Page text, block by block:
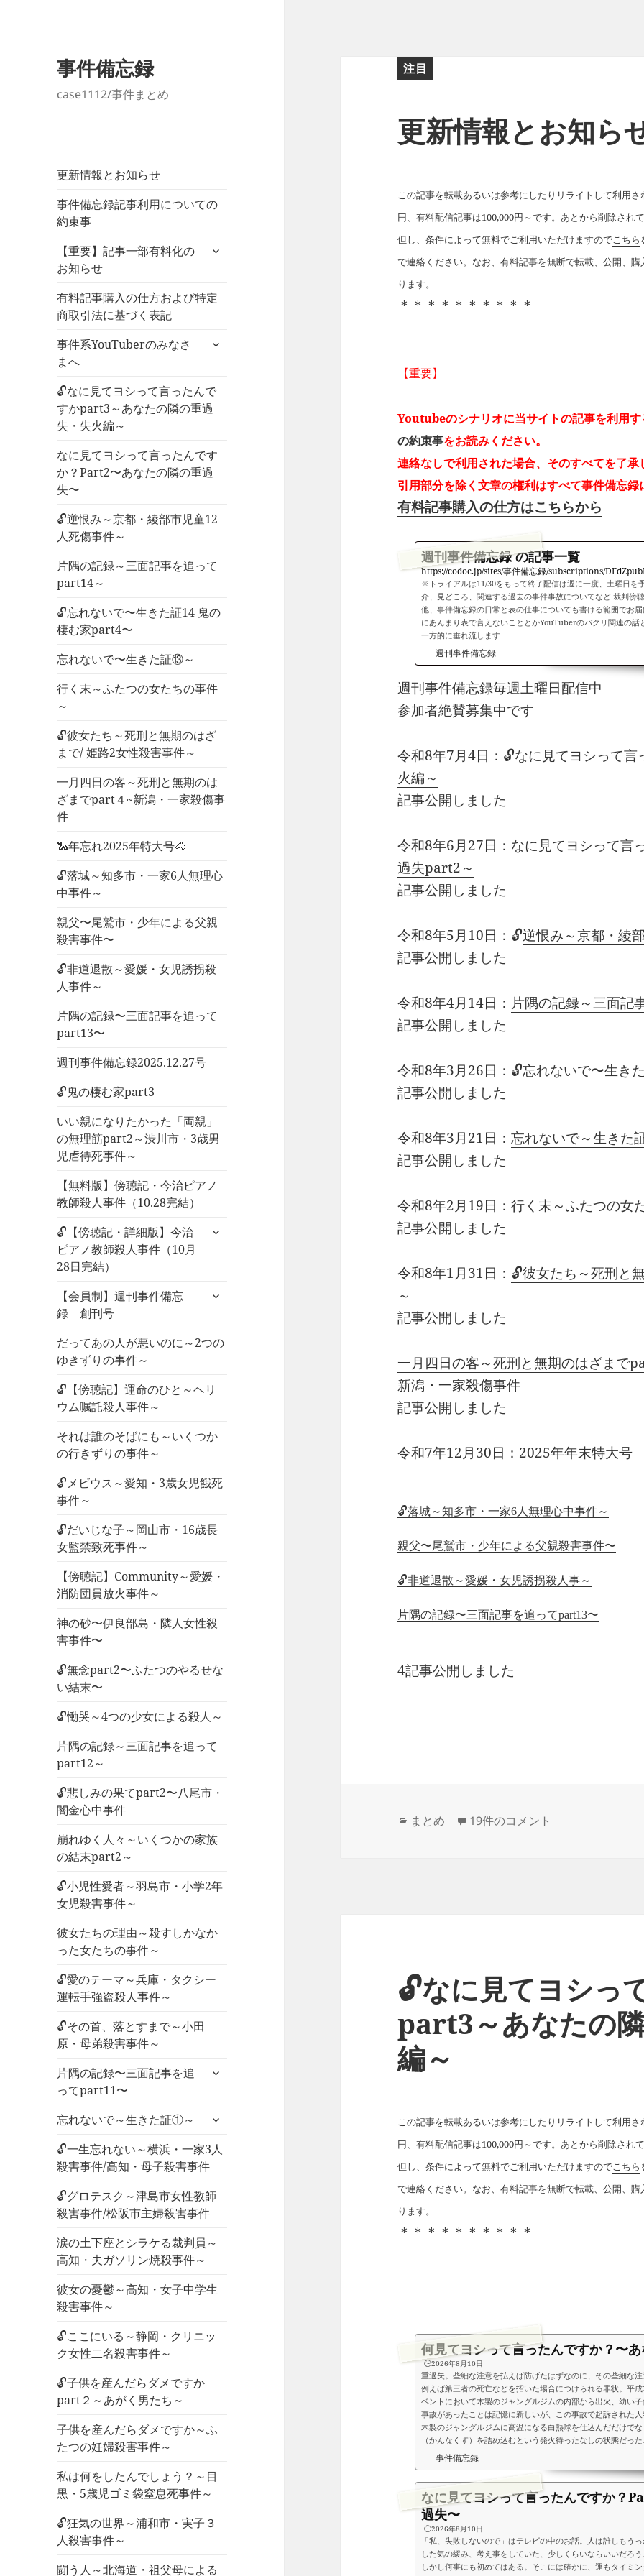
事件備忘録
case1112/事件まとめ
更新情報とお知らせ
事件備忘録記事利用についての
約束事
【重要】記事一部有料化の
お知らせ
サ
ニ
を
有料記事購入の仕方および特定
商取引法に基づく表記
事件系YouTuberのみなさ
まへ
サ
ニ
ュ
展
開
🔓なに見てヨシって言ったんで
すかpart3～あなたの隣の重過
失・失火編～
なに見てヨシって言ったんです
か？Part2〜あなたの隣の重過
失〜
🔓逆恨み～京都・綾部市児童12
人死傷事件～
片隅の記録～三面記事を追って
part14～
🔓忘れないで〜生きた証14 鬼の
棲む家part4〜
忘れないで〜生きた証⑬～
行く末～ふたつの女たちの事件
～
🔓彼女たち～死刑と無期のはざ
まで/ 姫路2女性殺害事件～
一月四日の客～死刑と無期のは
ざまでpart４~新潟・一家殺傷事
件
🐍年忘れ2025年特大号🐴
🔓落城～知多市・一家6人無理心
中事件～
親父〜尾鷲市・少年による父親
殺害事件〜
🔓非道退散～愛媛・女児誘拐殺
人事件～
片隅の記録〜三面記事を追って
part13〜
週刊事件備忘録2025.12.27号
🔓鬼の棲む家part3
いい親になりたかった「両親」
の無理筋part2～渋川市・3歳男
児虐待死事件～
【無料版】傍聴記・今治ピアノ
教師殺人事件（10.28完結）
🔓【傍聴記・詳細版】今治
ピアノ教師殺人事件（10月
28日完結）
サ
ュ
展
【会員制】週刊事件備忘
録 創刊号
サ
ニ
を
だってあの人が悪いのに～2つの
ゆきずりの事件～
🔓【傍聴記】運命のひと～ヘリ
ウム嘱託殺人事件～
それは誰のそばにも～いくつか
の行きずりの事件～
🔓メビウス～愛知・3歳女児餓死
事件～
🔓だいじな子～岡山市・16歳長
女監禁致死事件～
【傍聴記】Community～愛媛・
消防団員放火事件～
神の砂〜伊良部島・隣人女性殺
害事件〜
🔓無念part2〜ふたつのやるせな
い結末〜
🔓慟哭～4つの少女による殺人～
片隅の記録～三面記事を追って
part12～
🔓悲しみの果てpart2〜八尾市・
闇金心中事件
崩れゆく人々～いくつかの家族
の結末part2～
🔓小児性愛者～羽島市・小学2年
女児殺害事件～
彼女たちの理由～殺すしかなか
った女たちの事件～
🔓愛のテーマ～兵庫・タクシー
運転手強盗殺人事件～
🔓その首、落とすまで～小田
原・母弟殺害事件～
片隅の記録〜三面記事を追
ってpart11〜
サ
ニ
ー
を
開
忘れないで～生きた証①～
サ
メ
ニ
ー
を
開
🔓一生忘れない～横浜・一家3人
殺害事件/高知・母子殺害事件
🔓グロテスク～津島市女性教師
殺害事件/松阪市主婦殺害事件
涙の土下座とシラケる裁判員～
高知・夫ガソリン焼殺事件～
彼女の憂鬱～高知・女子中学生
殺害事件～
🔓ここにいる～静岡・クリニッ
ク女性二名殺害事件～
🔓子供を産んだらダメですか
part２～あがく男たち～
子供を産んだらダメですか～ふ
たつの妊婦殺害事件～
私は何をしたんでしょう？～目
黒・5歳児ゴミ袋窒息死事件～
🔓狂気の世界～浦和市・実子３
人殺害事件～
闘う人～北海道・祖父母による
更新情報とお知ら
この記事を転載あるいは参考にしたりリライトして利用
円、有料配信記事は100,000円～です。あとから削除され
但し、条件によって無料でご利用いただけますのでこちら
で連絡ください。なお、有料記事を無断で転載、公開、
ります。
＊＊＊＊＊＊＊＊＊＊
【重要】
Youtubeのシナリオに当サイトの記事を利用
の約束事をお読みください。
連絡なしで利用された場合、そのすべてを了
引用部分を除く文章の権利はすべて事件備忘録
有料記事購入の仕方はこちらから
週刊事件備忘録 の記事一覧
https://codoc.jp/sites/事件備忘録/subscriptions/
※トライアルは11/30をもって終了配信は週に一度、土曜日を
介、見どころ、関連する過去の事件事故についてなど 裁判傍
他、事件備忘録の日常と表の仕事についても書ける範囲でお
にあんまり表で言えないこととかYouTuberのパクリ関連の
一方的に垂れ流します
週刊事件備忘録
週刊事件備忘録毎週土曜日配信中
参加者絶賛募集中です
令和8年7月4日：🔓なに見てヨシって
火編～
記事公開しました
令和8年6月27日： なに見てヨシって言
過失part2～
記事公開しました
令和8年5月10日：🔓逆恨み～京都・綾
記事公開しました
令和8年4月14日： 片隅の記録～三面記
記事公開しました
令和8年3月26日： 🔓忘れないで〜生き
記事公開しました
令和8年3月21日：忘れないで～生きた
記事公開しました
令和8年2月19日：行く末～ふたつの女
記事公開しました
令和8年1月31日： 🔓彼女たち～死刑と
～
記事公開しました
一月四日の客～死刑と無期のはざまで
新潟・一家殺傷事件
記事公開しました
令和7年12月30日：2025年年末特大号
🔓落城～知多市・一家6人無理心中事件～
親父〜尾鷲市・少年による父親殺害事件〜
🔓非道退散～愛媛・女児誘拐殺人事～
片隅の記録〜三面記事を追ってpart13〜
4記事公開しました
注目
カ
まとめ 更新情報とお知らせ への
19件のコメント
🔓なに見てヨシっ
part3～あなたの
編～
この記事を転載あるいは参考にしたりリライトして利用
円、有料配信記事は100,000円～です。あとから削除され
但し、条件によって無料でご利用いただけますのでこちら
で連絡ください。なお、有料記事を無断で転載、公開、
ります。
＊＊＊＊＊＊＊＊＊＊
何見てヨシって言ったんですか？〜
🕒️2026年8月10日
重過失。些細な注意を払えば防げたはずなのに、その些細な
例えば第三者の死亡などを招いた場合につけられる罪状。平
ベントにおいて木製のジャングルジムの内部から出火、幼い
事故があったことは記憶に新しいが、この事故で起訴された
木製のジャングルジムに高温になる白熱球を仕込んだだけで
（かんなくず）を詰め込むという発火待ったなしの状態だっ
事件備忘録
なに見てヨシって言ったんですか？
過失〜
🕒️2026年8月10日
「私、失敗しないので」はテレビの中のお話。人は誰しもう
した気の緩み、考え事をしていた、少しくらいならいいだろ
しかし何事にも初めてはある。そこには確かに、運もタイミ